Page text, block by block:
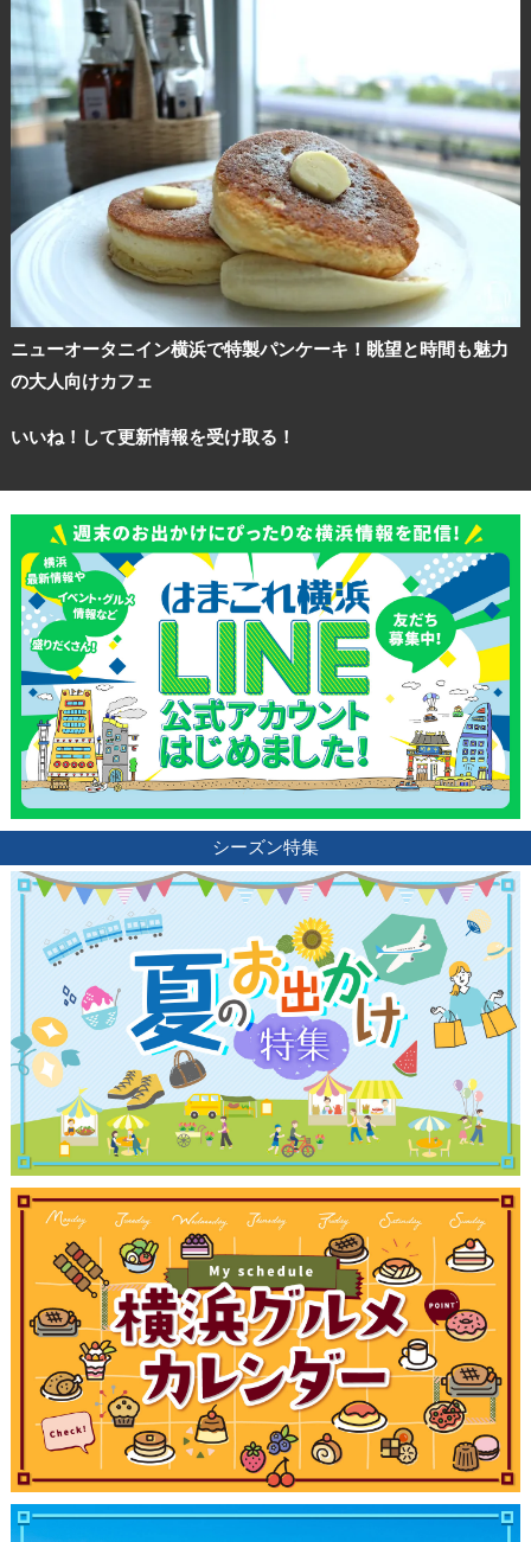
ニューオータニイン横浜で特製パンケーキ！眺望と時間も魅力
の大人向けカフェ
いいね！して更新情報を受け取る！
シーズン特集
観光ガイド
ランキング
ブログ記事
サイトについて